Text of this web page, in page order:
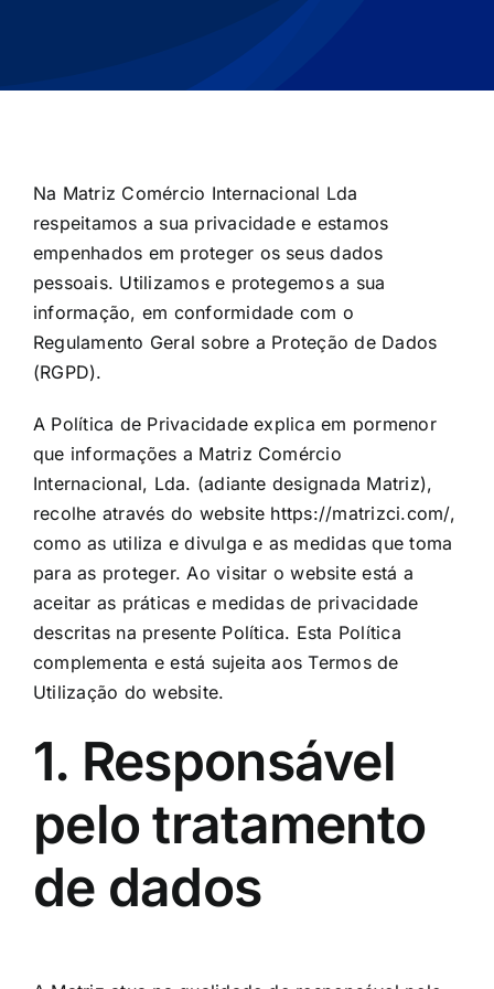
Na Matriz Comércio Internacional Lda
respeitamos a sua privacidade e estamos
empenhados em proteger os seus dados
pessoais. Utilizamos e protegemos a sua
informação, em conformidade com o
Regulamento Geral sobre a Proteção de Dados
(RGPD).
A Política de Privacidade explica em pormenor
que informações a Matriz Comércio
Internacional, Lda. (adiante designada Matriz),
recolhe através do website https://matrizci.com/,
como as utiliza e divulga e as medidas que toma
para as proteger. Ao visitar o website está a
aceitar as práticas e medidas de privacidade
descritas na presente Política. Esta Política
complementa e está sujeita aos Termos de
Utilização do website.
1. Responsável
pelo tratamento
de dados